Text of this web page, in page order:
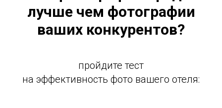
лучше чем фотографии
ваших конкурентов?
пройдите тест
на эффективность фото вашего отеля: